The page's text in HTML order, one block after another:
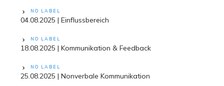
NO LABEL
04.08.2025 | Einflussbereich
NO LABEL
18.08.2025 | Kommunikation & Feedback
NO LABEL
25.08.2025 | Nonverbale Kommunikation